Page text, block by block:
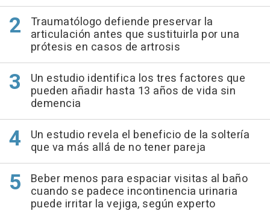
Traumatólogo defiende preservar la
articulación antes que sustituirla por una
prótesis en casos de artrosis
Un estudio identifica los tres factores que
pueden añadir hasta 13 años de vida sin
demencia
Un estudio revela el beneficio de la soltería
que va más allá de no tener pareja
Beber menos para espaciar visitas al baño
cuando se padece incontinencia urinaria
puede irritar la vejiga, según experto